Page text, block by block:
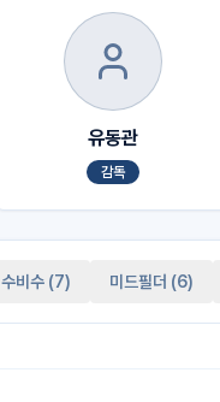
유동관
감독
수비수 (7) 미드필더 (6)